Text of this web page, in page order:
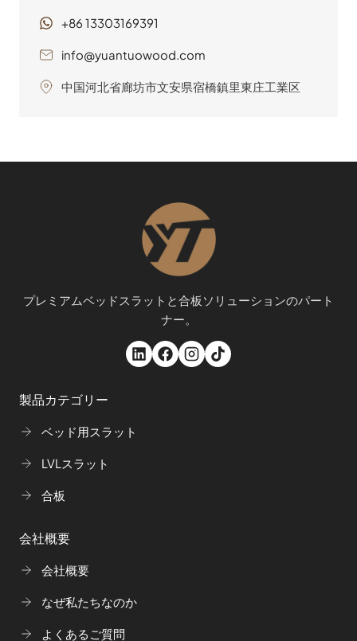
+86 13303169391
info@yuantuowood.com
中国河北省廊坊市文安県宿橋鎮里東庄工業区
プレミアムベッドスラットと合板ソリューションのパート
ナー。
製品カテゴリー
ベッド用スラット
LVLスラット
合板
会社概要
会社概要
なぜ私たちなのか
よくあるご質問